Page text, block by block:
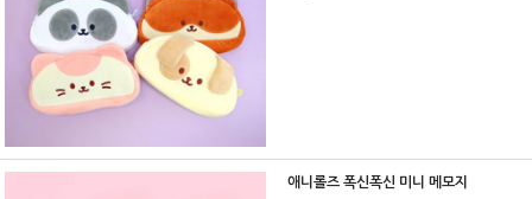
애니롤즈 폭신폭신 미니 메모지